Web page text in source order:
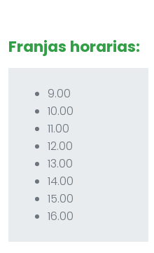
Franjas horarias:
9.00
10.00
11.00
12.00
13.00
14.00
15.00
16.00